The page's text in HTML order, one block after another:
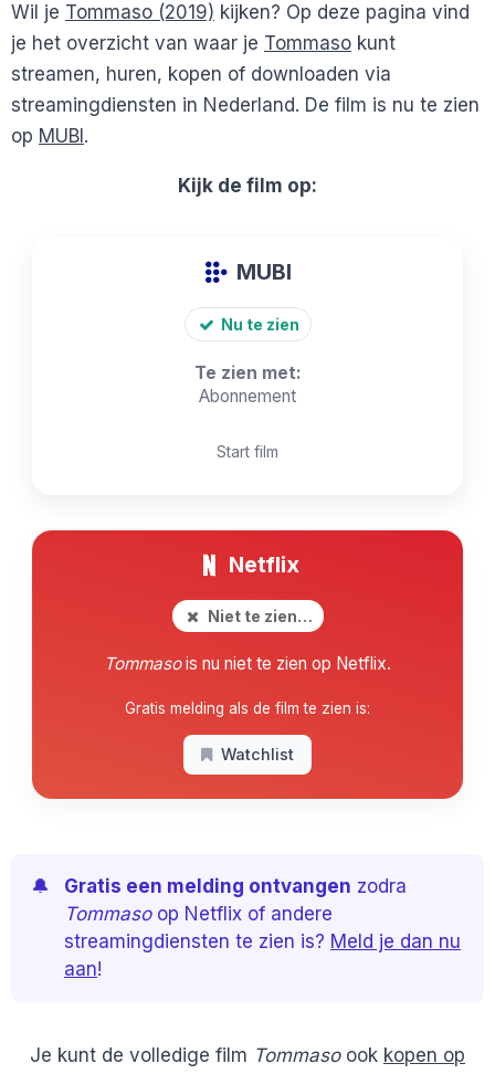
Wil je Tommaso (2019) kijken? Op deze pagina vind
je het overzicht van waar je Tommaso kunt
streamen, huren, kopen of downloaden via
streamingdiensten in Nederland. De film is nu te zien
op MUBI .
Kijk de film op:
MUBI
Nu te zien
Te zien met:
Abonnement
Start film
Netflix
Niet te zien…
Tommasois nu niet te zien op Netflix.
Gratis melding als de film te zien is:
Watchlist
🔔 Gratis een melding ontvangen zodra
Tommasoop Netflix of andere
streamingdiensten te zien is? Meld je dan nu
aan!
Je kunt de volledige film Tommasoook kopen op